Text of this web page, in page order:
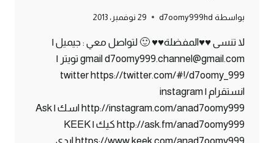
بواسطة d7oomy999hd 29 نوفمبر، 2013
لا تنسى ♥♥المفضلة♥♥ 🙂 لتواصل معي : جيميل |
gmail d7oomy999.channel@gmail.com تويتر |
twitter https://twitter.com/#!/d7oomy_999
انستقرام | instagram
http://instagram.com/anad7oomy999 اسك | Ask
http://ask.fm/anad7oomy999 كيك | KEEK